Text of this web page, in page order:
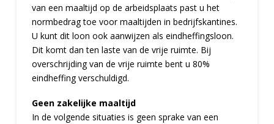
van een maaltijd op de arbeidsplaats past u het
normbedrag toe voor maaltijden in bedrijfskantines.
U kunt dit loon ook aanwijzen als eindheffingsloon.
Dit komt dan ten laste van de vrije ruimte. Bij
overschrijding van de vrije ruimte bent u 80%
eindheffing verschuldigd.
Geen zakelijke maaltijd
In de volgende situaties is geen sprake van een